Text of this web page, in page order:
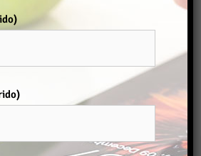
Por favor, deja este campo vacío.